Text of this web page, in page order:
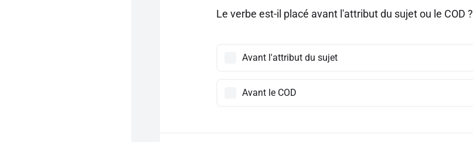
Le verbe est-il placé avant l'attribut du sujet ou le COD ?
Avant l'attribut du sujet
Avant le COD